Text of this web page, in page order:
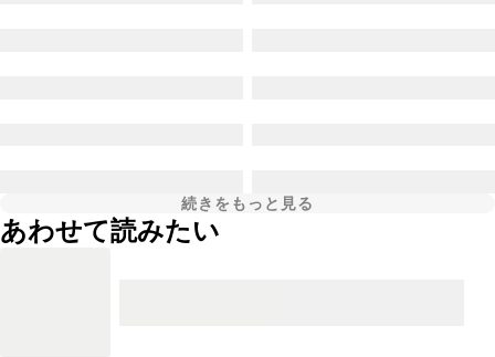
続きをもっと見る
あわせて読みたい